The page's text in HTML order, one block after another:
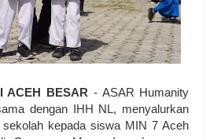
ACEH BESAR - ASAR Humanity
dengan IHH NL, menyalurkan
kepada siswa MIN 7 Aceh